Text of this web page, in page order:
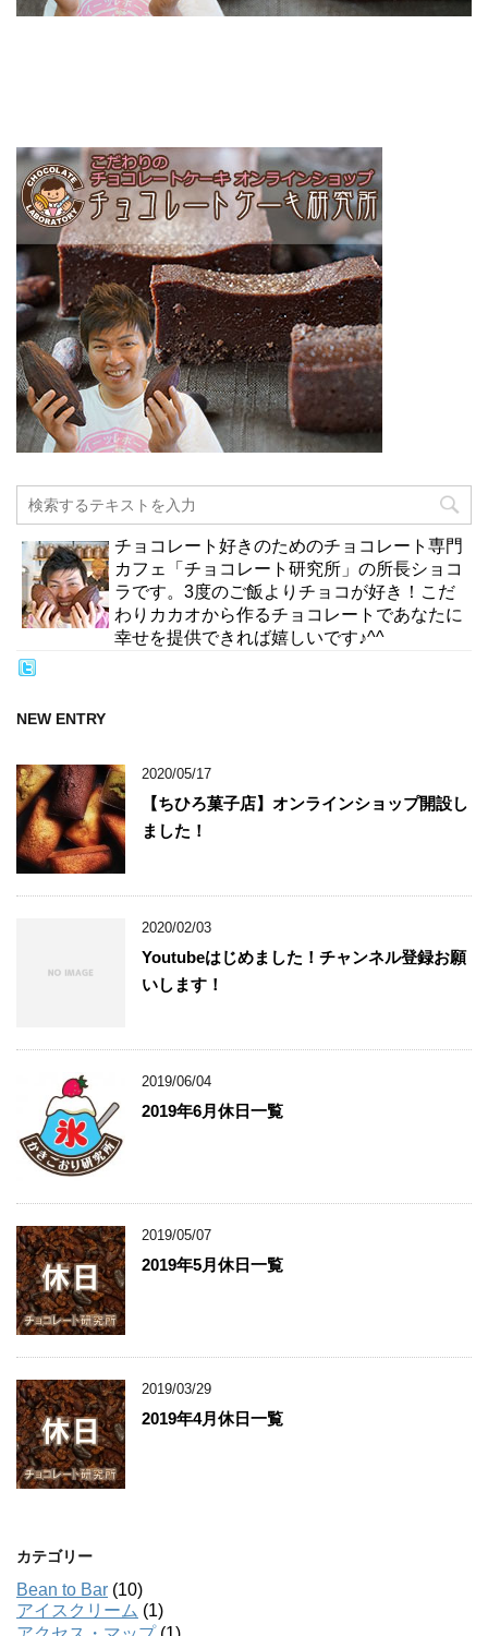
チョコレート好きのためのチョコレート専門
カフェ「チョコレート研究所」の所長ショコ
ラです。3度のご飯よりチョコが好き！こだ
わりカカオから作るチョコレートであなたに
幸せを提供できれば嬉しいです♪^^
NEW ENTRY
2020/05/17
【ちひろ菓子店】オンラインショップ開設し
ました！
2020/02/03
Youtubeはじめました！チャンネル登録お願
いします！
2019/06/04
2019年6月休日一覧
2019/05/07
2019年5月休日一覧
2019/03/29
2019年4月休日一覧
カテゴリー
Bean to Bar (10)
アイスクリーム (1)